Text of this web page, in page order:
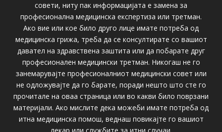
совети, ниту пак информацијата е замена за
професионална медицинска експертиза или третман.
Ако вие или кое било друго лице имате потреба од
медицинска грижа, треба да се консултирате со вашиот
давател на здравствена заштита или да побарате друг
професионален медицински третман. Никогаш не го
занемарувајте професионалниот медицински совет или
не одложувајте да го барате, поради нешто што сте го
прочитале на оваа страница или во какви било поврзани
материјали. Ако мислите дека можеби имате потреба од
итна медицинска помош, веднаш повикајте го вашиот